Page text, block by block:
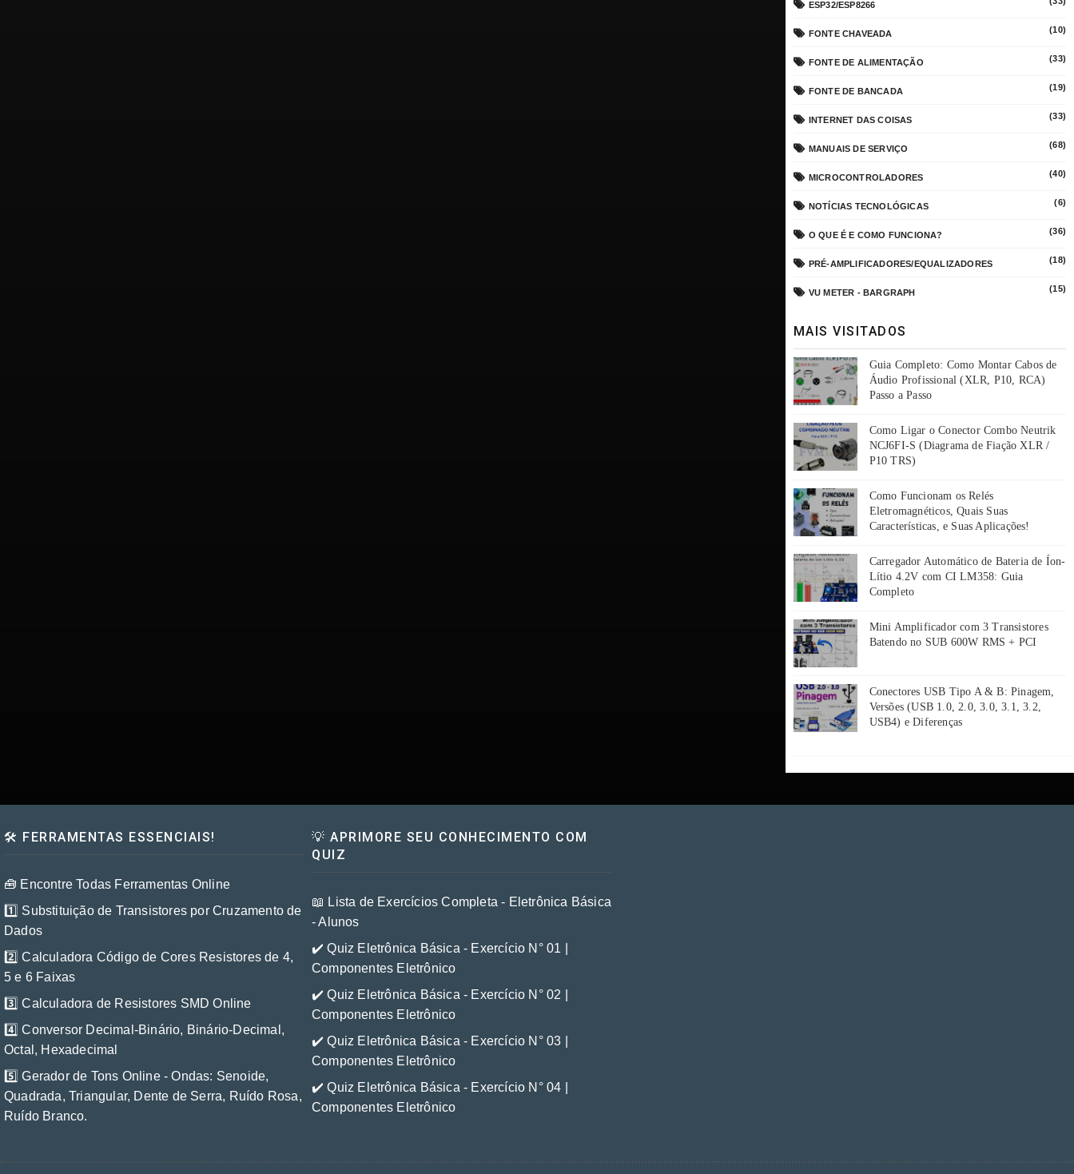
ESP32/ESP8266
FONTE CHAVEADA (10)
FONTE DE ALIMENTAÇÃO (33)
FONTE DE BANCADA (19)
INTERNET DAS COISAS (33)
MANUAIS DE SERVIÇO (68)
MICROCONTROLADORES (40)
NOTÍCIAS TECNOLÓGICAS (6)
O QUE É E COMO FUNCIONA? (36)
PRÉ-AMPLIFICADORES/EQUALIZADORES (18)
VU METER - BARGRAPH (15)
MAIS VISITADOS
Guia Completo: Como Montar Cabos de
Áudio Profissional (XLR, P10, RCA)
Passo a Passo
Como Ligar o Conector Combo Neutrik
NCJ6FI-S (Diagrama de Fiação XLR /
P10 TRS)
Como Funcionam os Relés
Eletromagnéticos, Quais Suas
Características, e Suas Aplicações!
Carregador Automático de Bateria de Íon-
Lítio 4.2V com CI LM358: Guia
Completo
Mini Amplificador com 3 Transistores
Batendo no SUB 600W RMS + PCI
Conectores USB Tipo A & B: Pinagem,
Versões (USB 1.0, 2.0, 3.0, 3.1, 3.2,
USB4) e Diferenças
🛠️ FERRAMENTAS ESSENCIAIS!
🧰 Encontre Todas Ferramentas Online
1️⃣ Substituição de Transistores por Cruzamento de
Dados
2️⃣ Calculadora Código de Cores Resistores de 4,
5 e 6 Faixas
3️⃣ Calculadora de Resistores SMD Online
4️⃣ Conversor Decimal-Binário, Binário-Decimal,
Octal, Hexadecimal
5️⃣ Gerador de Tons Online - Ondas: Senoide,
Quadrada, Triangular, Dente de Serra, Ruído Rosa,
Ruído Branco.
💡 APRIMORE SEU CONHECIMENTO COM
QUIZ
📖 Lista de Exercícios Completa - Eletrônica Básica
- Alunos
✔️ Quiz Eletrônica Básica - Exercício N° 01 |
Componentes Eletrônico
✔️ Quiz Eletrônica Básica - Exercício N° 02 |
Componentes Eletrônico
✔️ Quiz Eletrônica Básica - Exercício N° 03 |
Componentes Eletrônico
✔️ Quiz Eletrônica Básica - Exercício N° 04 |
Componentes Eletrônico